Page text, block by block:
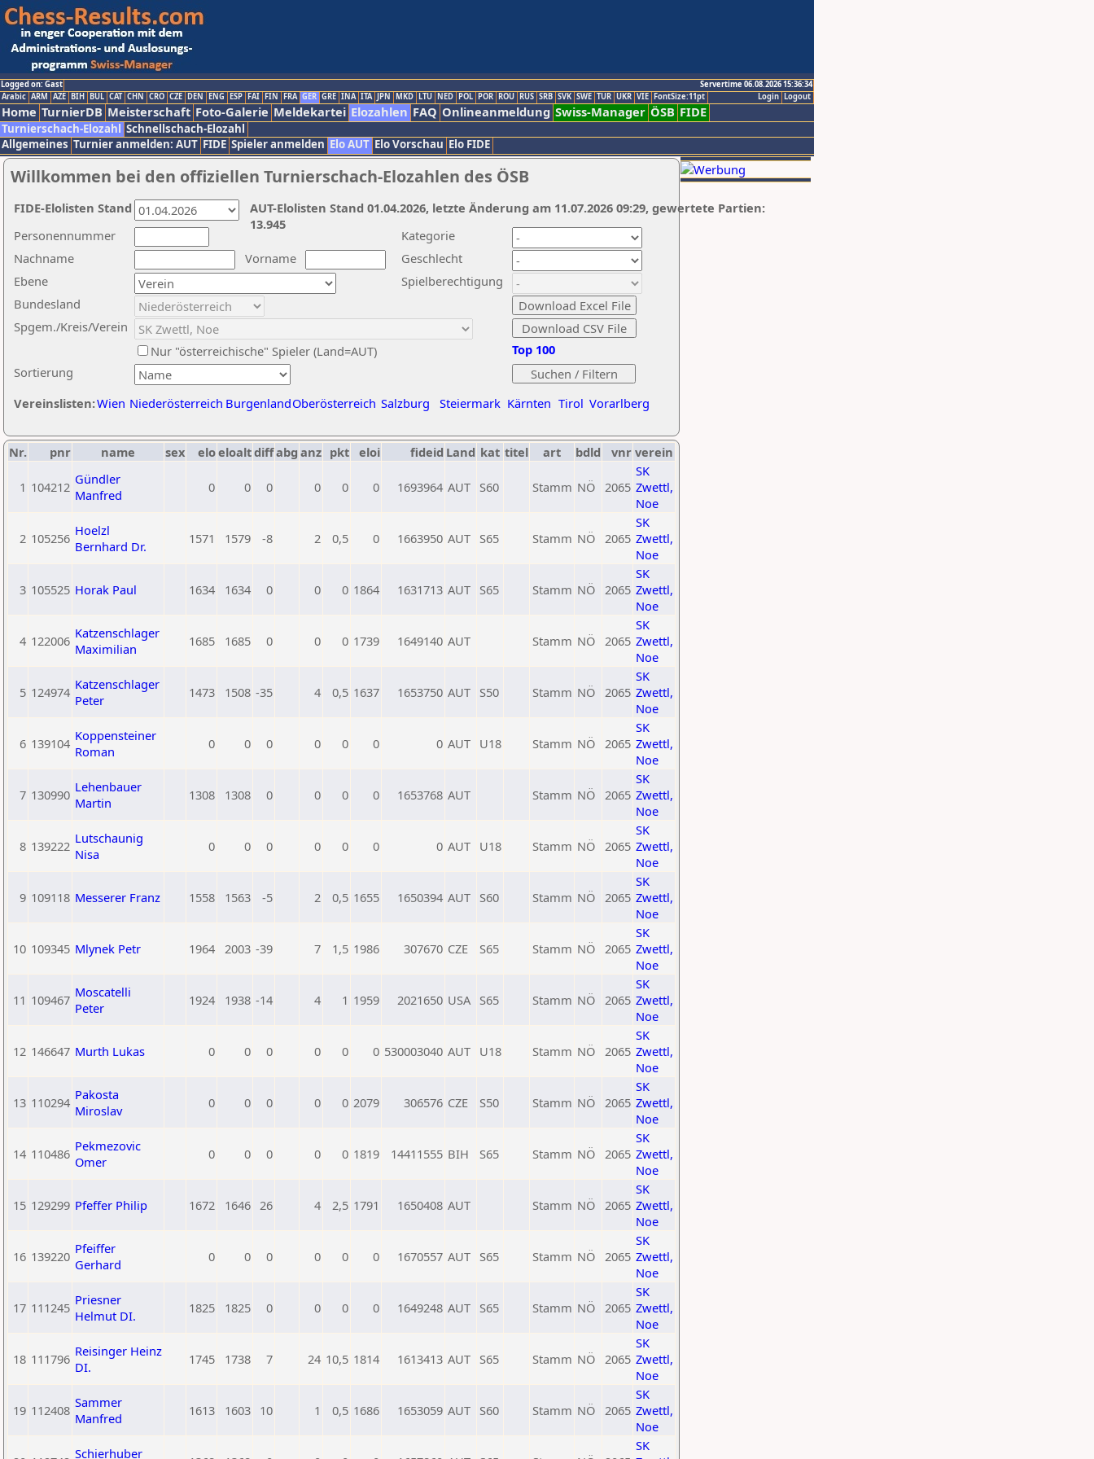
Logged on: Gast
Servertime 06.08.2026 15:36:34
Logout
Login
Arabic ARM AZE BIH BUL CAT CHN CRO CZE DEN ENG ESP FAI FIN FRA GER GRE INA ITA JPN MKD LTU NED POL POR ROU RUS SRB SVK SWE TUR UKR VIE FontSize:11pt
Home TurnierDB Meisterschaft Foto-Galerie Meldekartei Elozahlen FAQ Onlineanmeldung Swiss-Manager ÖSB FIDE
Turnierschach-Elozahl Schnellschach-Elozahl
Allgemeines Turnier anmelden: AUT FIDE Spieler anmelden Elo AUT Elo Vorschau Elo FIDE
Willkommen bei den offiziellen Turnierschach-Elozahlen des ÖSB
Nachname
Vorname
Ebene
Kategorie
Sortierung
Personennummer
Bundesland
Spgem./Kreis/Verein
Geschlecht
Nur "österreichische" Spieler (Land=AUT)
Spielberechtigung
Vereinslisten:Wien Niederösterreich BurgenlandOberösterreich Salzburg Steiermark Kärnten Tirol Vorarlberg
Top 100
AUT-Elolisten Stand 01.04.2026, letzte Änderung am 11.07.2026 09:29, gewertete Partien:
13.945
FIDE-Elolisten Stand
Nr. pnr name sex eloeloaltdiffabg anz pkt eloi fideid Land kat titel art bdld vnr verein
1 104212 Gündler
Manfred
0 0 0 0 0 0 1693964 AUT S60 Stamm NÖ 2065
SK
Zwettl,
Noe
2 105256 Hoelzl
Bernhard Dr.
1571 1579 -8 2 0,5 0 1663950 AUT S65 Stamm NÖ 2065
SK
Zwettl,
Noe
3 105525 Horak Paul 1634 1634 0 0 0 1864 1631713 AUT S65 Stamm NÖ 2065
SK
Zwettl,
Noe
4 122006 Katzenschlager
Maximilian
1685 1685 0 0 0 1739 1649140 AUT Stamm NÖ 2065
SK
Zwettl,
Noe
5 124974 Katzenschlager
Peter
1473 1508 -35 4 0,5 1637 1653750 AUT S50 Stamm NÖ 2065
SK
Zwettl,
Noe
6 139104 Koppensteiner
Roman
0 0 0 0 0 0 0 AUT U18 Stamm NÖ 2065
SK
Zwettl,
Noe
7 130990 Lehenbauer
Martin
1308 1308 0 0 0 0 1653768 AUT Stamm NÖ 2065
SK
Zwettl,
Noe
8 139222 Lutschaunig
Nisa
0 0 0 0 0 0 0 AUT U18 Stamm NÖ 2065
SK
Zwettl,
Noe
9 109118 Messerer Franz 1558 1563 -5 2 0,5 1655 1650394 AUT S60 Stamm NÖ 2065
SK
Zwettl,
Noe
10 109345 Mlynek Petr 1964 2003 -39 7 1,5 1986 307670 CZE S65 Stamm NÖ 2065
SK
Zwettl,
Noe
11 109467 Moscatelli
Peter
1924 1938 -14 4 1 1959 2021650 USA S65 Stamm NÖ 2065
SK
Zwettl,
Noe
12 146647 Murth Lukas 0 0 0 0 0 0 530003040 AUT U18 Stamm NÖ 2065
SK
Zwettl,
Noe
13 110294 Pakosta
Miroslav
0 0 0 0 0 2079 306576 CZE S50 Stamm NÖ 2065
SK
Zwettl,
Noe
14 110486 Pekmezovic
Omer
0 0 0 0 0 1819 14411555 BIH S65 Stamm NÖ 2065
SK
Zwettl,
Noe
15 129299 Pfeffer Philip 1672 1646 26 4 2,5 1791 1650408 AUT Stamm NÖ 2065
SK
Zwettl,
Noe
16 139220 Pfeiffer
Gerhard
0 0 0 0 0 0 1670557 AUT S65 Stamm NÖ 2065
SK
Zwettl,
Noe
17 111245 Priesner
Helmut DI.
1825 1825 0 0 0 0 1649248 AUT S65 Stamm NÖ 2065
SK
Zwettl,
Noe
18 111796 Reisinger Heinz
DI.
1745 1738 7 24 10,5 1814 1613413 AUT S65 Stamm NÖ 2065
SK
Zwettl,
Noe
19 112408 Sammer
Manfred
1613 1603 10 1 0,5 1686 1653059 AUT S60 Stamm NÖ 2065
SK
Zwettl,
Noe
Schierhuber
SK